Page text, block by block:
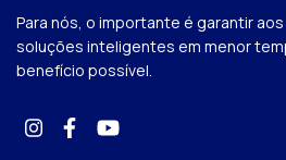
Para nós, o importante é garantir
soluções inteligentes em menor
benefício possível.